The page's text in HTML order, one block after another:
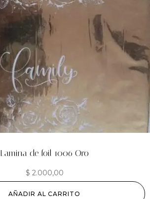
Lamina de foil 1006 Oro
$ 2.000,00
AÑADIR AL CARRITO